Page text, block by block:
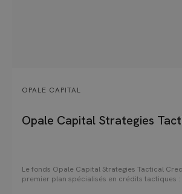
OPALE CAPITAL
Opale Capital Strategies
Le fonds Opale Capital Strategies Tactical
premier plan spécialisés en crédits tactiques